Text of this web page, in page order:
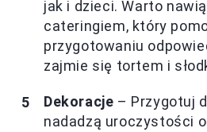
jak i dzieci. Warto
cateringiem, który
przygotowaniu
zajmie się tortem i
Dekoracje – Przygotuj
nadadzą uroczystości